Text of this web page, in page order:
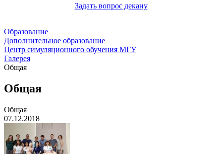
Задать вопрос декану
Образование
Дополнительное образование
Центр симуляционного обучения МГУ
Галерея
Общая
Общая
Общая
07.12.2018